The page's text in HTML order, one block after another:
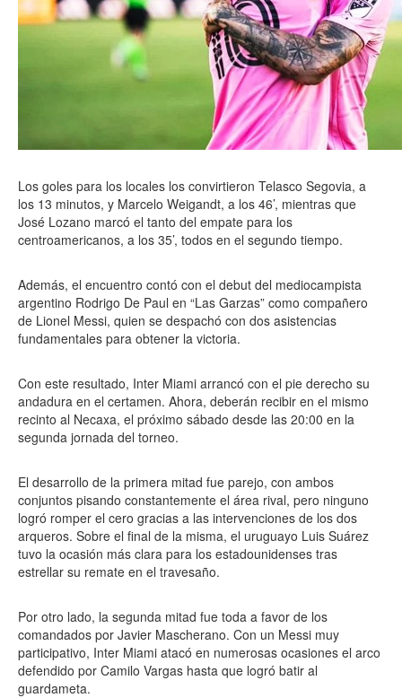
Los goles para los locales los convirtieron Telasco Segovia, a
los 13 minutos, y Marcelo Weigandt, a los 46’, mientras que
José Lozano marcó el tanto del empate para los
centroamericanos, a los 35’, todos en el segundo tiempo.
Además, el encuentro contó con el debut del mediocampista
argentino Rodrigo De Paul en “Las Garzas” como compañero
de Lionel Messi, quien se despachó con dos asistencias
fundamentales para obtener la victoria.
Con este resultado, Inter Miami arrancó con el pie derecho su
andadura en el certamen. Ahora, deberán recibir en el mismo
recinto al Necaxa, el próximo sábado desde las 20:00 en la
segunda jornada del torneo.
El desarrollo de la primera mitad fue parejo, con ambos
conjuntos pisando constantemente el área rival, pero ninguno
logró romper el cero gracias a las intervenciones de los dos
arqueros. Sobre el final de la misma, el uruguayo Luis Suárez
tuvo la ocasión más clara para los estadounidenses tras
estrellar su remate en el travesaño.
Por otro lado, la segunda mitad fue toda a favor de los
comandados por Javier Mascherano. Con un Messi muy
participativo, Inter Miami atacó en numerosas ocasiones el arco
defendido por Camilo Vargas hasta que logró batir al
guardameta.